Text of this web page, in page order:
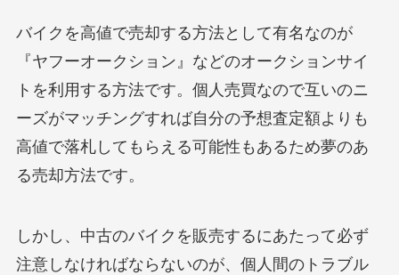
バイクを高値で売却する方法として有名なのが
『ヤフーオークション』などのオークションサイ
トを利用する方法です。個人売買なので互いのニ
ーズがマッチングすれば自分の予想査定額よりも
高値で落札してもらえる可能性もあるため夢のあ
る売却方法です。
しかし、中古のバイクを販売するにあたって必ず
注意しなければならないのが、個人間のトラブル